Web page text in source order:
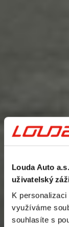
Louda Auto
uživatelský
K
využíváme
souhlasíte s